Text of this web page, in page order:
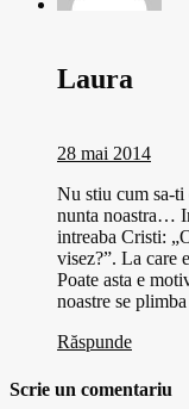
Laura
28 mai 2014
Nu stiu cum sa-ti
nunta noastra…
intreaba Cristi:
visez?”. La care
Poate asta e
noastre se
Răspunde
Scrie un comentariu